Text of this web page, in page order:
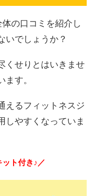
の口コミを紹介し
いでしょうか？
くせりとはいきませ
す。
えるフィットネスジ
しやすくなっていま
ット付き♪／